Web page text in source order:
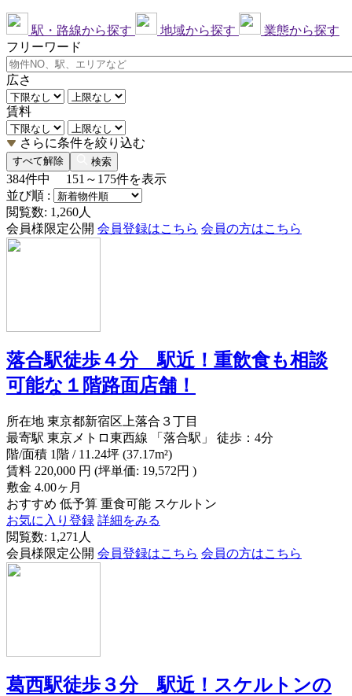
駅・路線から探す 地域から探す
業態から探す
フリーワード
広さ
賃料
さらに条件を絞り込む
すべて解除 検索
384件中 151～175件を表示
並び順 :
閲覧数: 1,260人
会員様限定公開 会員登録はこちら 会員の方はこちら
落合駅徒歩４分 駅近！重飲食も相談
可能な１階路面店舗！
所在地 東京都新宿区上落合３丁目
最寄駅 東京メトロ東西線 「落合駅」 徒歩：4分
階/面積 1階 / 11.24坪 (37.17m²)
賃料 220,000 円 (坪単価: 19,572円 )
敷金 4.00ヶ月
おすすめ 低予算 重食可能 スケルトン
お気に入り登録 詳細をみる
閲覧数: 1,271人
会員様限定公開 会員登録はこちら 会員の方はこちら
葛西駅徒歩３分 駅近！スケルトンの